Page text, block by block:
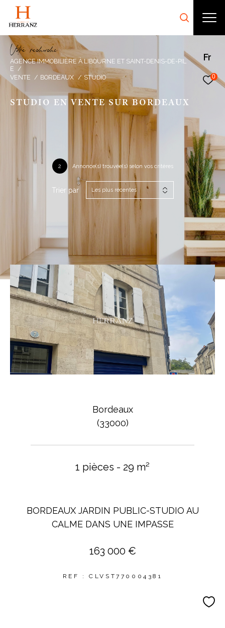
Fr
0
Vore recece
AGENCE IMMOBILIÈRE À LIBOURNE ET SAINT-DENIS-DE-PIL
E
VENTE
BORDEAUX STUDIO
STUDIO EN VENTE SUR BORDEAUX
2 Annonce(s) trouvée(s) selon vos critères
Trier par Les plus récentes
Bordeaux
(33000)
1 pièces - 29 m²
BORDEAUX JARDIN PUBLIC-STUDIO AU
CALME DANS UNE IMPASSE
163 000 €
REF : CLVST770004381